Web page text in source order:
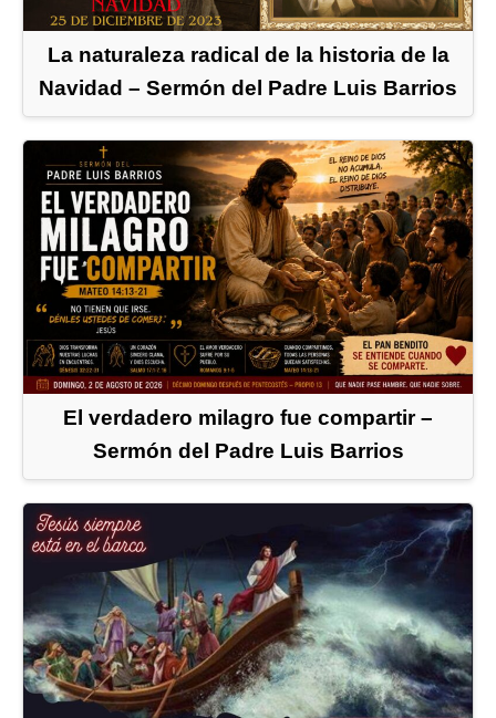
La naturaleza radical de la historia de la
Navidad – Sermón del Padre Luis Barrios
El verdadero milagro fue compartir –
Sermón del Padre Luis Barrios